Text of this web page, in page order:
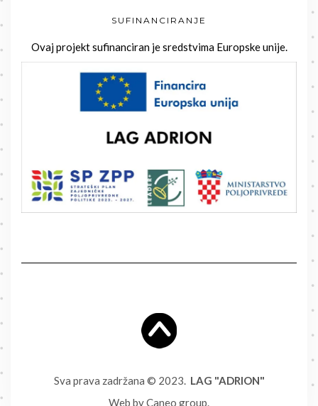
SUFINANCIRANJE
Ovaj projekt sufinanciran je sredstvima Europske unije.
Sva prava zadržana © 2023. LAG "ADRION"
Web byCaneo group.